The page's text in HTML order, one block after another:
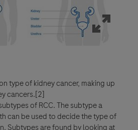
type of kidneycancer, making up
cancers.[2]
ofRCC. The subtype a
can be used to decide the type of
Subtypes are found by looking at
you confirm that you have read and agree to
policy
Privacy Statement can be reviewed below:
en/content/footer-items/privacy.html